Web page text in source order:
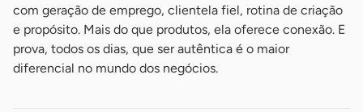
com geração de emprego, clientela fiel, rotina de criação
e propósito. Mais do que produtos, ela oferece conexão. E
prova, todos os dias, que ser autêntica é o maior
diferencial no mundo dos negócios.